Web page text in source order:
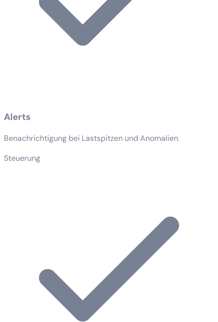
Alerts
Benachrichtigung bei Lastspitzen und Anomalien.
Steuerung